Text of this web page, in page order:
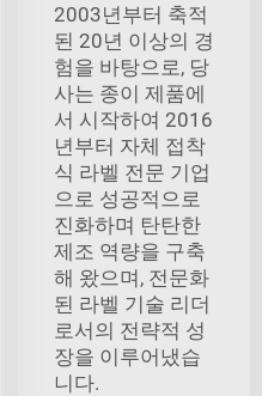
2003년부터 축적
된 20년 이상의 경
험을 바탕으로, 당
사는 종이 제품에
서 시작하여 2016
년부터 자체 접착
식 라벨 전문 기업
으로 성공적으로
진화하며 탄탄한
제조 역량을 구축
해 왔으며, 전문화
된 라벨 기술 리더
로서의 전략적 성
장을 이루어냈습
니다.